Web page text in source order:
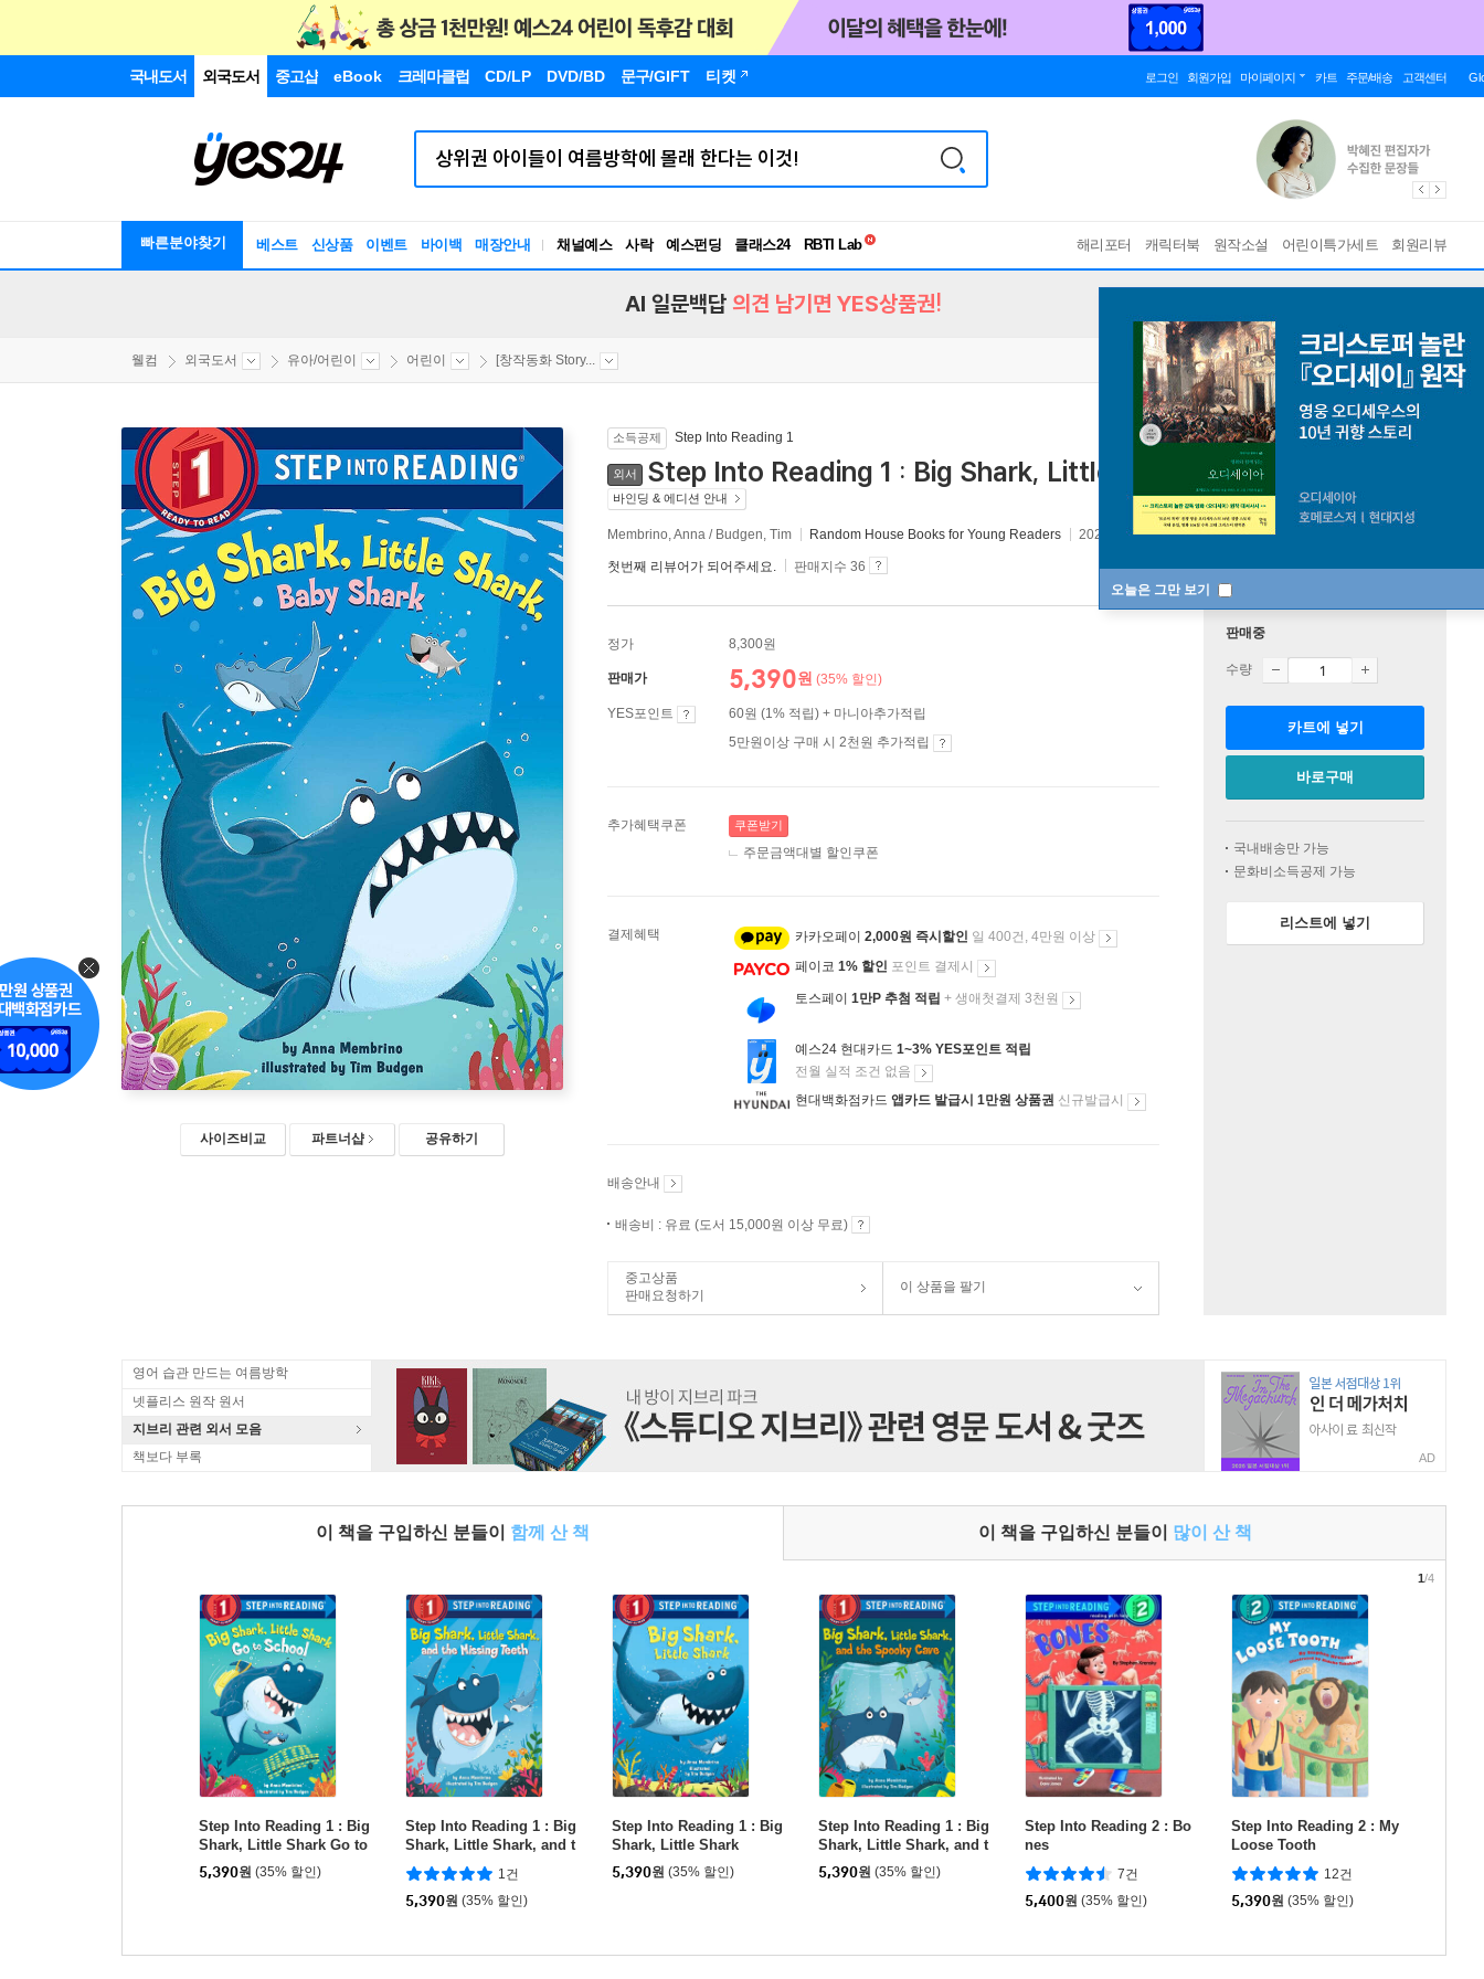
국내도서 외국도서 중고샵 eBook 크레마클럽 CD/LP DVD/BD 문구/GIFT 티켓 로그인 회원가입 마이페이지 카트 주문/배송 고객센터
빠른분야찾기 베스트 신상품 이벤트 바이백 매장안내 채널예스 사락 예스펀딩 클래스24
독서유형검사
해리포터 캐릭터북 원작소설 어린이특가세트 회원리뷰
오늘은 그만 보기
AI 일문백답 의견 남기면 YES상품권!
웰컴 외국도서 유아/어린이 어린이 [창작동화 Story...
사이즈비교 파트너샵 공유하기
소득공제 Step Into Reading 1
외서 Step Into Reading 1 : Big Shark, Little Shark, Baby Shark
바인딩 & 에디션 안내
Membrino, Anna / Budgen, Tim Random House Books for Young Readers 2020년 05월 26일
첫번째 리뷰어가 되어주세요. 판매지수 36
정가 8,300원
판매가 5,390원 (35% 할인)
YES포인트
60원 (1% 적립) + 마니아추가적립
5만원이상 구매 시 2천원 추가적립
추가혜택쿠폰 쿠폰받기
주문금액대별 할인쿠폰
결제혜택 카카오페이 2,000원 즉시할인 일 400건, 4만원 이상
페이코 1% 할인 포인트 결제시
토스페이 1만P 추첨 적립 + 생애첫결제 3천원
예스24 현대카드 1~3% YES포인트 적립
전월 실적 조건 없음
현대백화점카드 앱카드 발급시 1만원 상품권 신규발급시
배송안내
배송비 : 유료 (도서 15,000원 이상 무료)
중고상품
판매요청하기
이 상품을 팔기
판매중
수량
카트에 넣기
바로구매
국내배송만 가능
문화비소득공제 가능
리스트에 넣기
영어 습관 만드는 여름방학
넷플리스 원작 원서
지브리 관련 외서 모음
책보다 부록
AD
이 책을 구입하신 분들이 함께 산 책 이 책을 구입하신 분들이 많이 산 책
Step Into Reading 1 : Big
Shark, Little Shark Go to
School
5,390원 (35% 할인)
Step Into Reading 1 : Big
Shark, Little Shark, and t
he Missing Teeth
1건
5,390원 (35% 할인)
Step Into Reading 1 : Big
Shark, Little Shark
5,390원 (35% 할인)
Step Into Reading 1 : Big
Shark, Little Shark, and t
he Spooky Cave
5,390원 (35% 할인)
Step Into Reading 2 : Bo
nes
7건
5,400원 (35% 할인)
Step Into Reading 2 : My
Loose Tooth
12건
5,390원 (35% 할인)
1/4